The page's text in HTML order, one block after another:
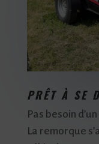
PRÊT À SE
Pas besoin
La remorque